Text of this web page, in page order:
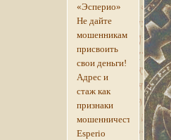
«Эсперио»
Не дайте
мошенникам
присвоить
свои деньги!
Адрес и
стаж как
признаки
мошенничества
Esperio